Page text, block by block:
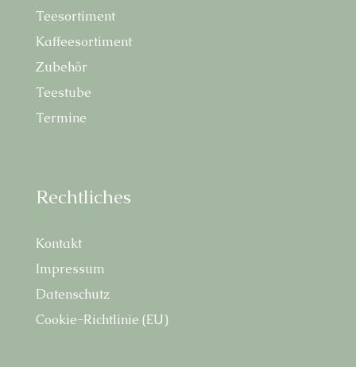
Tee­sor­ti­ment
Kaf­fee­sor­ti­ment
Zube­hör
Tee­stu­be
Ter­mi­ne
Recht­li­ches
Kon­takt
Impres­sum
Daten­schutz
Coo­kie-Richt­li­nie (EU)